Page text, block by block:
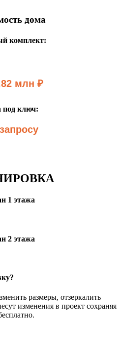
дома
комплект:
млн ₽
под ключ:
1 этажа
2 этажа
размеры, отзеркалить
изменения в проект сохраняя